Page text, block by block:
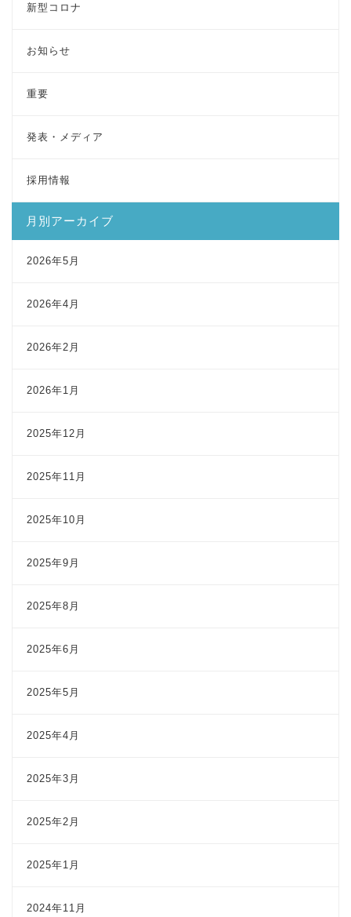
新型コロナ
お知らせ
重要
発表・メディア
採用情報
月別アーカイブ
2026年5月
2026年4月
2026年2月
2026年1月
2025年12月
2025年11月
2025年10月
2025年9月
2025年8月
2025年6月
2025年5月
2025年4月
2025年3月
2025年2月
2025年1月
2024年11月